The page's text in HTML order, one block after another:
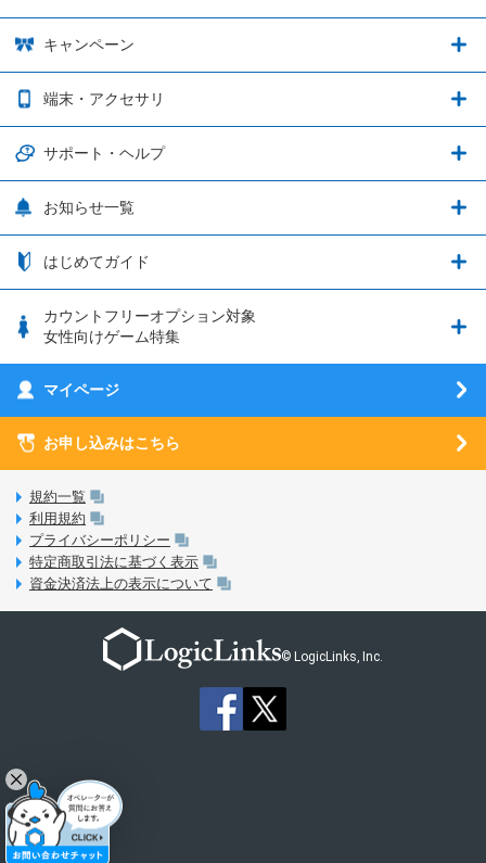
音声通話料金がもっとオトクに
データ通信容量繰り越し
通信エリアと通信速度状況
つながる端末保証
フィルタリングアプリ
5G回線オプションについて
LINE年齢認証について
LinksStoreについて
ブレイブソード×ブレイズソウル
ウマ娘 プリティーダービー
プリンセスコネクト！Re:Dive
釣り★スタ
ウマスクについて
プラン・料金
3種類のSIMタイプ
日割り計算
キャンペーン
お得なキャンペーン実施中！
OPPO端末購入キャンペーン第5弾
端末・アクセサリ
端末・アクセサリ
iPhone利用について
動作確認済み端末一覧
サポート・ヘルプ
サポート・ヘルプ
nanoSIM･microSIM･通常SIMの初期設定方法
eSIMの初期設定方法
MVNOのギモンを解消！
3Dセキュアについて
未成年者の方のご契約
通信制限について
動作確認済み端末一覧
ご意見・ご要望
よくある質問
お知らせ一覧
お知らせ一覧
はじめてガイド
はじめてガイド
SIMサービスについて
SIMロック解除ガイド
LinksMateのサービスについて
LPについて
おすすめプラン
お申し込み方法
カウントフリーオプション対象
女性向けゲーム特集
刀剣乱舞-ONLINE- Pocket
あんさんぶるスターズ！！Music
マイページ
お申し込みはこちら
規約一覧
利用規約
プライバシーポリシー
特定商取引法に基づく表示
資金決済法上の表示について
© LogicLinks, Inc.